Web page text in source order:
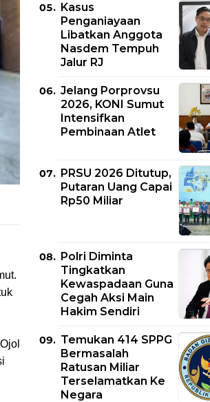
Kasus
Penganiayaan
Libatkan Anggota
Nasdem Tempuh
Jalur RJ
Jelang Porprovsu
2026, KONI Sumut
Intensifkan
Pembinaan Atlet
PRSU 2026 Ditutup,
Putaran Uang Capai
Rp50 Miliar
Polri Diminta
Tingkatkan
Kewaspadaan Guna
Cegah Aksi Main
Hakim Sendiri
Temukan 414 SPPG
Bermasalah
Ratusan Miliar
Terselamatkan Ke
Negara